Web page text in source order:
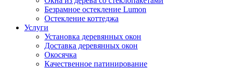
Безрамное остекление Lumon
Остекление коттеджа
Услуги
Установка деревянных окон
Доставка деревянных окон
Окосячка
Качественное патинирование